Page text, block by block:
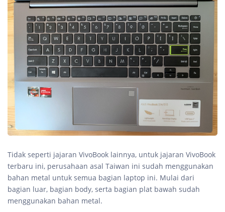
Tidak seperti jajaran VivoBook lainnya, untuk jajaran VivoBook
terbaru ini, perusahaan asal Taiwan ini sudah menggunakan
bahan metal untuk semua bagian laptop ini. Mulai dari
bagian luar, bagian body, serta bagian plat bawah sudah
menggunakan bahan metal.